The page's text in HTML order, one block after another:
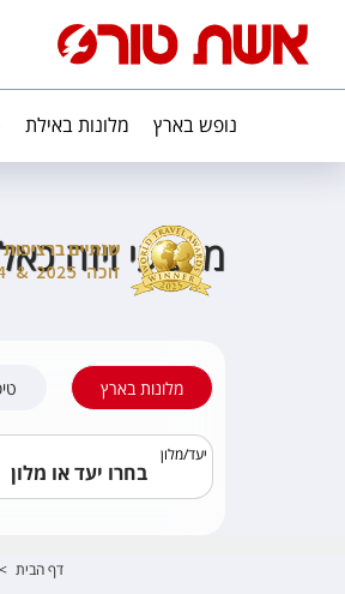
נופש בארץ מלונות באילת
מבצעי ויזה
מלונות בארץ
יעד/מלון
דף הבית >